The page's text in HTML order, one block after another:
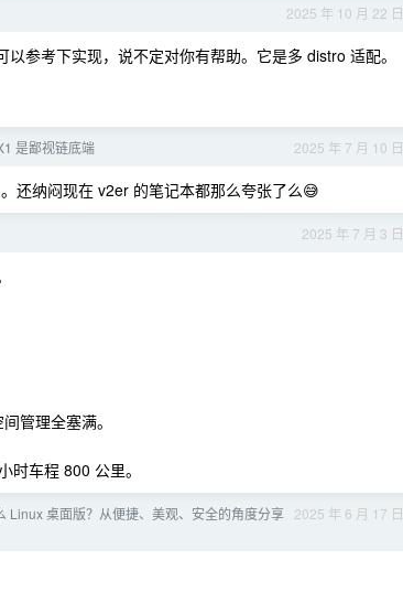
2025 年 10 月 22 日
参考下实现，说不定对你有帮助。它是多 distro 适配。
2025 年 7 月 10 日
是鄙视链底端
还纳闷现在 v2er 的笔记本都那么夸张了么😅
2025 年 7 月 3 日
管理全塞满。
车程 800 公里。
2025 年 6 月 17 日
Linux 桌面版？从便捷、美观、安全的角度分享